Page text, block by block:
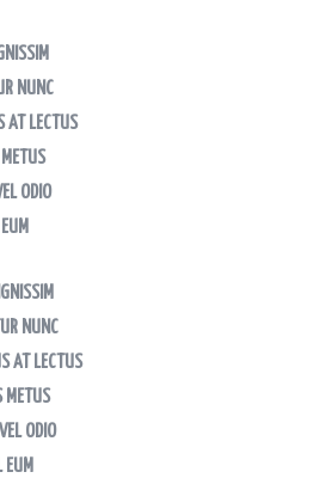
NUNC
AT LECTUS
ODIO
NUNC
AT LECTUS
METUS
ODIO
EUM